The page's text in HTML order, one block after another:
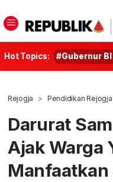
Hot Topics: #Gubernur
Rejogja Pendidikan Rejogja
Darurat
Ajak Warga
Manfaatkan